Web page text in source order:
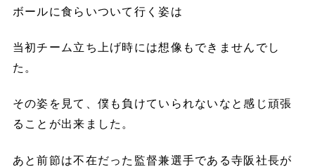
ボールに食らいついて行く姿は
当初チーム立ち上げ時には想像もできませんでし
た。
その姿を見て、僕も負けていられないなと感じ頑張
ることが出来ました。
あと前節は不在だった監督兼選手である寺阪社長が